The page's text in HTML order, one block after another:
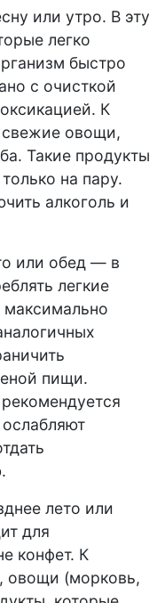
или утро. В эту
легко
быстро
с очисткой
К
свежие овощи,
Такие продукты
на пару.
алкоголь и
или обед — в
легкие
пищи.
лето или
для
конфет. К
овощи (морковь,